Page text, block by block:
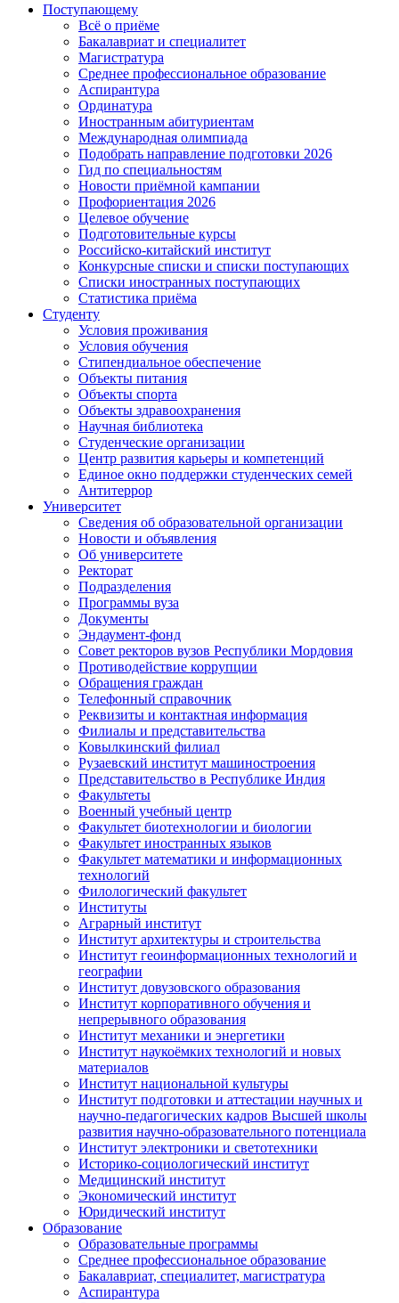
Поступающему
Всё о приёме
Бакалавриат и специалитет
Магистратура
Среднее профессиональное образование
Аспирантура
Ординатура
Иностранным абитуриентам
Международная олимпиада
Подобрать направление подготовки 2026
Гид по специальностям
Новости приёмной кампании
Профориентация 2026
Целевое обучение
Подготовительные курсы
Российско-китайский институт
Конкурсные списки и списки поступающих
Списки иностранных поступающих
Статистика приёма
Студенту
Условия проживания
Условия обучения
Стипендиальное обеспечение
Объекты питания
Объекты спорта
Объекты здравоохранения
Научная библиотека
Студенческие организации
Центр развития карьеры и компетенций
Единое окно поддержки студенческих семей
Антитеррор
Университет
Сведения об образовательной организации
Новости и объявления
Об университете
Ректорат
Подразделения
Программы вуза
Документы
Эндаумент-фонд
Совет ректоров вузов Республики Мордовия
Противодействие коррупции
Обращения граждан
Телефонный справочник
Реквизиты и контактная информация
Филиалы и представительства
Ковылкинский филиал
Рузаевский институт машиностроения
Представительство в Республике Индия
Факультеты
Военный учебный центр
Факультет биотехнологии и биологии
Факультет иностранных языков
Факультет математики и информационных
технологий
Филологический факультет
Институты
Аграрный институт
Институт архитектуры и строительства
Институт геоинформационных технологий и
географии
Институт довузовского образования
Институт корпоративного обучения и
непрерывного образования
Институт механики и энергетики
Институт наукоёмких технологий и новых
материалов
Институт национальной культуры
Институт подготовки и аттестации научных и
научно-педагогических кадров Высшей школы
развития научно-образовательного потенциала
Институт электроники и светотехники
Историко-социологический институт
Медицинский институт
Экономический институт
Юридический институт
Образование
Образовательные программы
Среднее профессиональное образование
Бакалавриат, специалитет, магистратура
Аспирантура